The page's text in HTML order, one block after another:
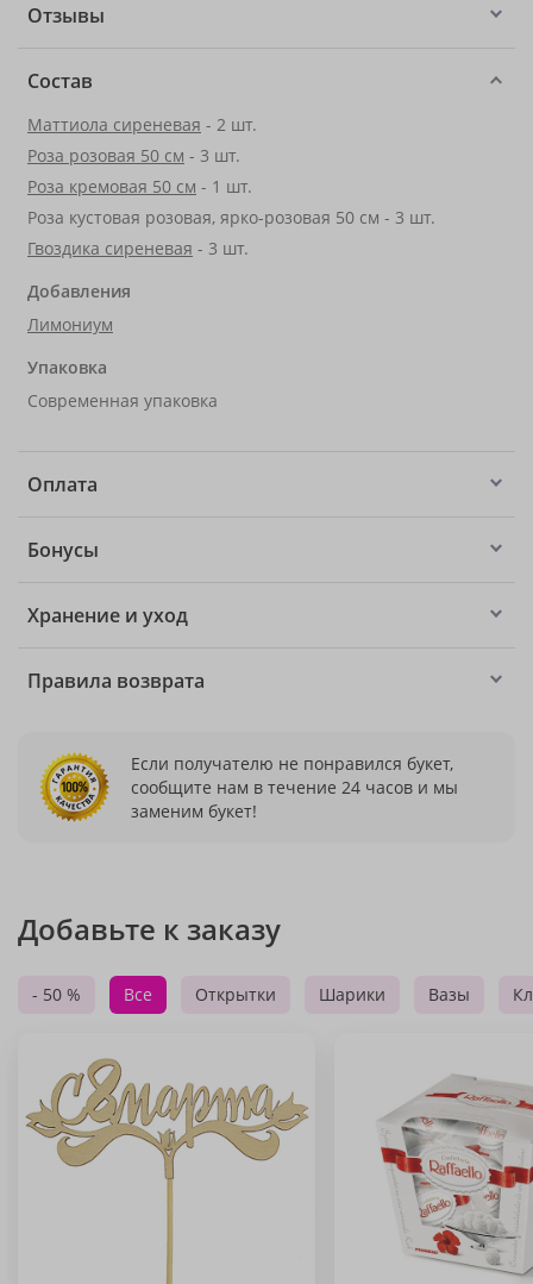
Отзывы
Состав
Маттиола сиреневая - 2 шт.
Роза розовая 50 см - 3 шт.
Роза кремовая 50 см - 1 шт.
Роза кустовая розовая, ярко-розовая 50 см - 3 шт.
Гвоздика сиреневая - 3 шт.
Добавления
Лимониум
Упаковка
Современная упаковка
Оплата
Бонусы
Хранение и уход
Правила возврата
Если получателю не понравился букет,
сообщите нам в течение 24 часов и мы
заменим букет!
Добавьте к заказу
- 50 % Все Открытки Шарики Вазы